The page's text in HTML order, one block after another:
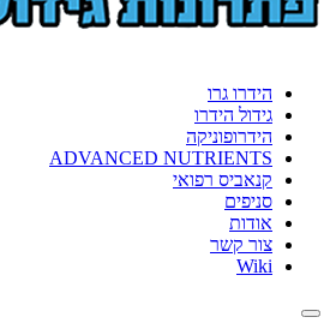
הידרו גרו
גידול הידרו
הידרופוניקה
ADVANCED NUTRIENTS
קנאביס רפואי
סניפים
אודות
צור קשר
Wiki
Toggle